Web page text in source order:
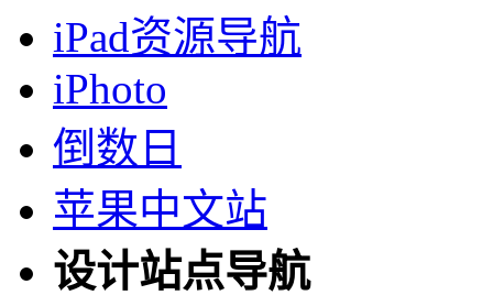
iPad资源导航
iPhoto
倒数日
苹果中文站
设计站点导航